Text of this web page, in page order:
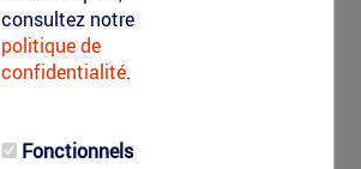
consultez notre
politique de
confidentialité.
Fonctionnels